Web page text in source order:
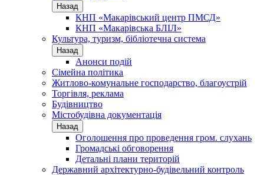
Назад
КНП «Макарівський центр ПМСД»
КНП «Макарівська БЛІЛ»
Культура, туризм, бібліотечна система
Назад
Анонси подій
Сімейна політика
Житлово-комунальне господарство, благоустрій
Торгівля, реклама
Будівництво
Містобудівна документація
Назад
Оголошення про проведення гром. слухань
Громадські обговорення
Детальні плани територій
Державний архітектурно-будівельний контроль